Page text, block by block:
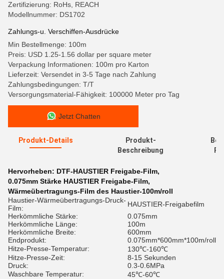
Zertifizierung: RoHs, REACH
Modellnummer: DS1702
Zahlungs-u. Verschiffen-Ausdrücke
Min Bestellmenge: 100m
Preis: USD 1.25-1.56 dollar per square meter
Verpackung Informationen: 100m pro Karton
Lieferzeit: Versendet in 3-5 Tage nach Zahlung
Zahlungsbedingungen: T/T
Versorgungsmaterial-Fähigkeit: 100000 Meter pro Tag
Jetzt Chatten
Produkt-Details
Produkt-
Beschreibung
Hervorheben: DTF-HAUSTIER Freigabe-Film,
0.075mm Stärke HAUSTIER Freigabe-Film,
Wärmeübertragungs-Film des Haustier-100m/roll
Haustier-Wärmeübertragungs-Druck-
Film:
HAUSTIER-Freigabefilm
Herkömmliche Stärke:
0.075mm
Herkömmliche Länge:
100m
Herkömmliche Breite:
600mm
Endprodukt:
0.075mm*600mm*100m/roll
Hitze-Presse-Temperatur:
130℃-160℃
Hitze-Presse-Zeit:
8-15 Sekunden
Druck:
0.3-0.6MPa
Waschbare Temperatur:
45℃-60℃